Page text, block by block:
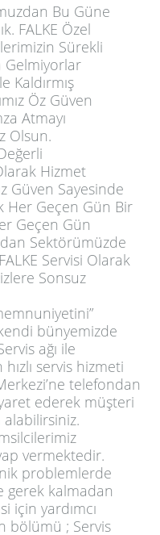
Bu Güne
FALKE Özel
Sürekli
Gelmiyorlar
Kaldırmış
Öz Güven
Atmayı
Olsun.
Hizmet
Güven Sayesinde
Her Geçen Gün Bir
Geçen Gün
Sektörümüzde
Servisi Olarak
Sonsuz
bünyemizde
ağı ile
servis hizmeti
telefondan
ederek müşteri
alabilirsiniz.
vermektedir.
problemlerde
gerek kalmadan
için yardımcı
bölümü ; Servis